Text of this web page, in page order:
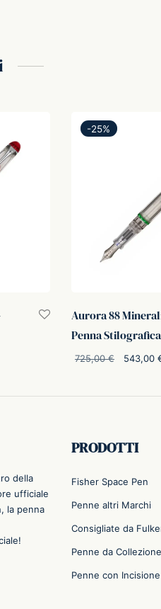
-25%
Aurora 88
Penna Stilografica
725,00€
Il
543,00
della
ufficiale
la penna
PRODOTTI
Fisher Space Pen
Penne altri Marchi
Consigliate da
Penne da Collezione
Penne con Incisione